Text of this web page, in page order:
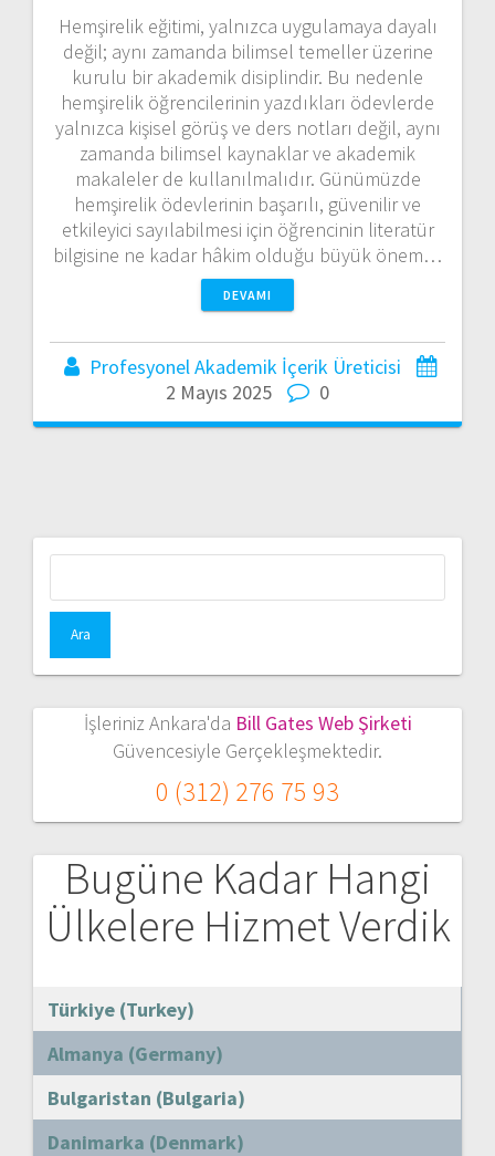
Hemşirelik eğitimi, yalnızca uygulamaya dayalı
değil; aynı zamanda bilimsel temeller üzerine
kurulu bir akademik disiplindir. Bu nedenle
hemşirelik öğrencilerinin yazdıkları ödevlerde
yalnızca kişisel görüş ve ders notları değil, aynı
zamanda bilimsel kaynaklar ve akademik
makaleler de kullanılmalıdır. Günümüzde
hemşirelik ödevlerinin başarılı, güvenilir ve
etkileyici sayılabilmesi için öğrencinin literatür
bilgisine ne kadar hâkim olduğu büyük önem…
DEVAMI
Profesyonel Akademik İçerik Üreticisi
2 Mayıs 2025
0
İşleriniz Ankara'da Bill Gates Web Şirketi
Güvencesiyle Gerçekleşmektedir.
0 (312) 276 75 93
Bugüne Kadar Hangi
Ülkelere Hizmet Verdik
Türkiye (Turkey)
Almanya (Germany)
Bulgaristan (Bulgaria)
Danimarka (Denmark)